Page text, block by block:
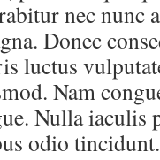
nec nunc
Donec
luctus
Nam
Nulla iaculis
odio